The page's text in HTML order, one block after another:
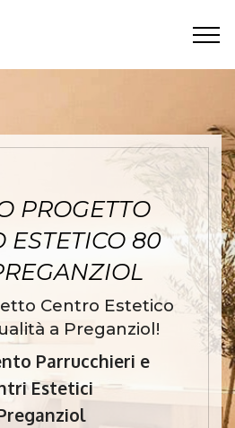
PROGETTO
ESTETICO 80
Centro Estetico
a Preganziol!
Parrucchieri e
Estetici